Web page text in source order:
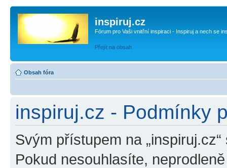
inspiruj.cz
Fórum pro Vaši vnitřní inspiraci - Inspiruj a nech se
Přejít na obsah
Obsah fóra
inspiruj.cz - Podmínky
Svým přístupem na
Pokud nesouhlasíte,